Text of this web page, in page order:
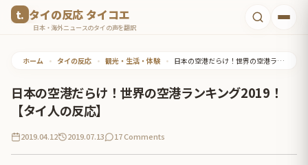
タイの反応 タイコエ
日本・海外ニュースのタイの声を翻訳
ホーム • タイの反応 • 観光・生活・体験 • 日本の空港だらけ！世界の空港ランキング2019！【タイ人の反応】
日本の空港だらけ！世界の空港ランキング2019！
【タイ人の反応】
2019.04.12 2019.07.13 17 Comments